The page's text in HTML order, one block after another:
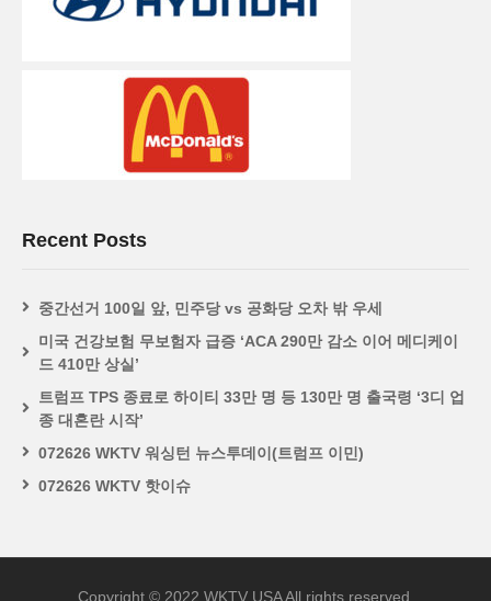
Recent Posts
중간선거 100일 앞, 민주당 vs 공화당 오차 밖 우세
미국 건강보험 무보험자 급증 ‘ACA 290만 감소 이어 메디케이
드 410만 상실’
트럼프 TPS 종료로 하이티 33만 명 등 130만 명 출국령 ‘3디 업
종 대혼란 시작’
072626 WKTV 워싱턴 뉴스투데이(트럼프 이민)
072626 WKTV 핫이슈
Copyright © 2022 WKTV USA All rights reserved.